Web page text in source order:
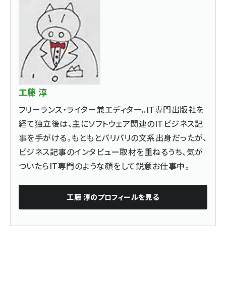
工藤 淳
フリーランス・ライター兼エディター。IT専門出版社を
経て独立後は、主にソフトウェア関連のITビジネス記
事を手がける。もともとバリバリの文系出身だったが、
ビジネス記事のインタビュー取材を重ねるうち、気が
ついたらIT専門のような顔をして鋭意お仕事中。
工藤 淳のプロフィールを見る